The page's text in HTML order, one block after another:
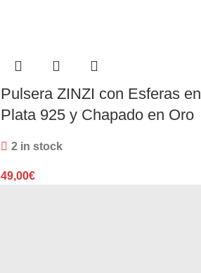
Pulsera ZINZI con Esferas en
Plata 925 y Chapado en Oro
2 in stock
49,00€